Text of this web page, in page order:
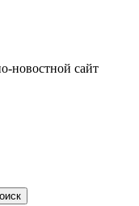
новостной сайт